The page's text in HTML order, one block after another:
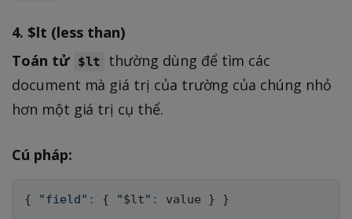
4. $lt (less than)
Toán tử $lt
thường dùng để tìm các
document mà giá trị của trường của chúng nhỏ
hơn một giá trị cụ thể.
Cú pháp:
{ "field" : { "$lt" : value } }